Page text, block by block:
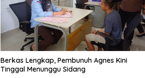
Berkas Lengkap, Pembunuh Agnes Kini
Tinggal Menunggu Sidang